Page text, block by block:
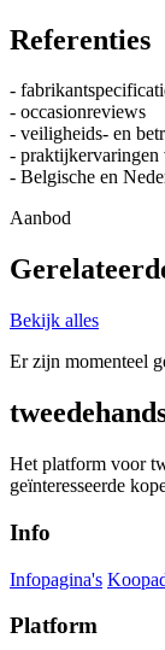
Referenties
-
- occasionreviews
- veiligheids- en
- praktijkervaringen
- Belgische en
Aanbod
Bekijk alles
Er zijn momenteel
Het platform voor
geïnteresseerde
Info
Infopagina's
Platform